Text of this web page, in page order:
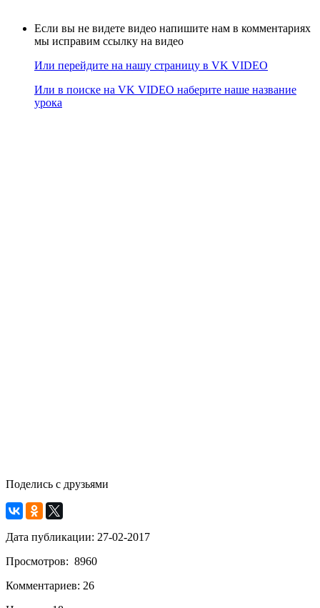
Если вы не видете видео напишите нам в комментариях
мы исправим ссылку на видео
Или перейдите на нашу страницу в VK VIDEO
Или в поиске на VK VIDEO наберите наше название
урока
Поделись с друзьями
Дата публикации: 27-02-2017
Просмотров: 8960
Комментариев: 26